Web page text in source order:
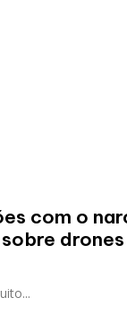
com o
drones